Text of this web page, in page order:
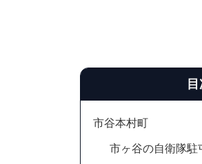
市谷本村町
市ヶ谷の自衛隊駐